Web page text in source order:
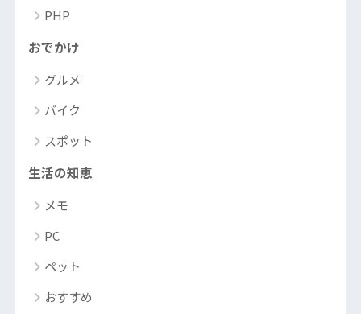
PHP
おでかけ
グルメ
バイク
スポット
生活の知恵
メモ
PC
ペット
おすすめ